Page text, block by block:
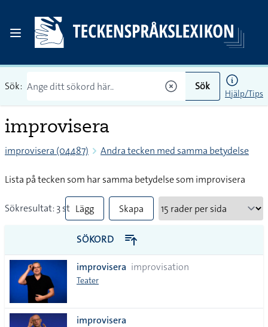
Sök: Sök
Hjälp/Tips
improvisera
improvisera (04487) Andra tecken med samma betydelse
Lista på tecken som har samma betydelse som improvisera
Sökresultat: 3 st Lägg
till
alla i
lista
Skapa
PDF
SÖKORD
improvisera improvisation
Teater
improvisera